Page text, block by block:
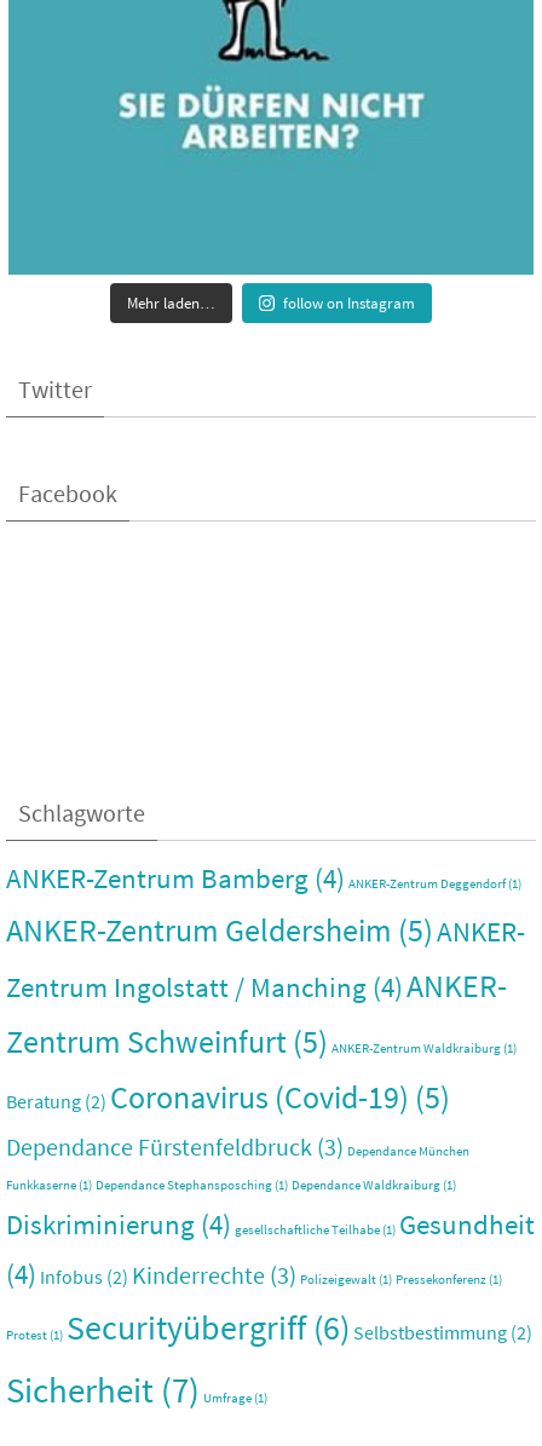
Mehr laden… follow on Instagram
Twitter
Facebook
Schlagworte
ANKER-Zentrum Bamberg (4) ANKER-Zentrum Deggendorf(1)
ANKER-Zentrum Geldersheim (5)ANKER-
Zentrum Ingolstatt / Manching (4)ANKER-
Zentrum Schweinfurt (5) ANKER-Zentrum Waldkraiburg (1)
Beratung (2) Coronavirus (Covid-19) (5)
Dependance Fürstenfeldbruck (3) Dependance München
Funkkaserne (1) Dependance Stephansposching (1) Dependance Waldkraiburg (1)
Diskriminierung (4) gesellschaftliche Teilhabe (1) Gesundheit
(4) Infobus (2) Kinderrechte (3) Polizeigewalt (1) Pressekonferenz (1)
Protest (1) Securityübergriff(6) Selbstbestimmung (2)
Sicherheit (7) Umfrage (1)